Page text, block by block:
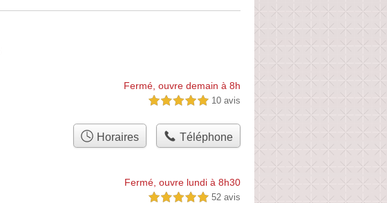
Fermé, ouvre demain à 8h
5,0 étoiles sur 5 10 avis
Horaires Téléphone
Fermé, ouvre lundi à 8h30
5,0 étoiles sur 5 52 avis